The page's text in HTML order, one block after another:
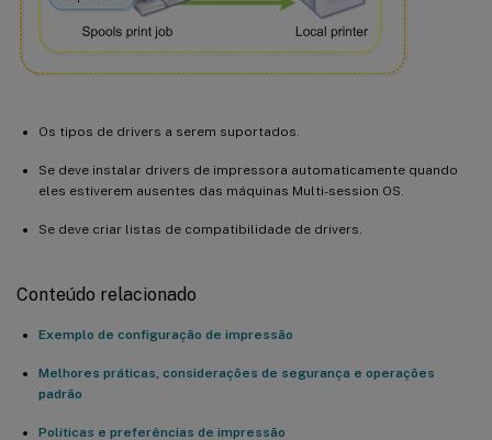
Os tipos de drivers a serem suportados.
Se deve instalar drivers de impressora automaticamente quando
eles estiverem ausentes das máquinas Multi-session OS.
Se deve criar listas de compatibilidade de drivers.
Conteúdo relacionado
Exemplo de configuração de impressão
Melhores práticas, considerações de segurança e operações
padrão
Políticas e preferências de impressão